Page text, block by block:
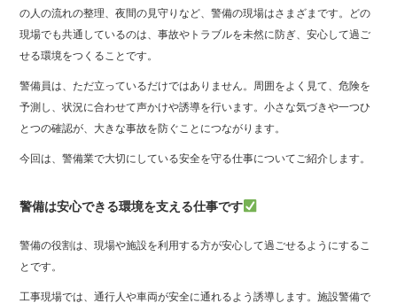
の人の流れの整理、夜間の見守りなど、警備の現場はさまざまです。どの
現場でも共通しているのは、事故やトラブルを未然に防ぎ、安心して過ご
せる環境をつくることです。
警備員は、ただ立っているだけではありません。周囲をよく見て、危険を
予測し、状況に合わせて声かけや誘導を行います。小さな気づきや一つひ
とつの確認が、大きな事故を防ぐことにつながります。
今回は、警備業で大切にしている安全を守る仕事についてご紹介します。
警備は安心できる環境を支える仕事です
警備の役割は、現場や施設を利用する方が安心して過ごせるようにするこ
とです。
工事現場では、通行人や車両が安全に通れるよう誘導します。施設警備で